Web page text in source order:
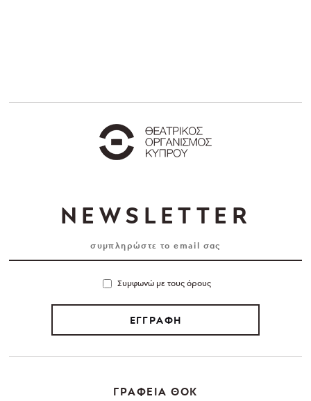
NEWSLETTER
Συμφωνώ με τους όρους
ΕΓΓΡΑΦΗ
ΓΡΑΦΕΙΑ ΘΟΚ